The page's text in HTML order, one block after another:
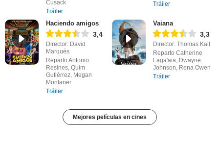
Cusack
Tráiler
Tráiler
Haciendo amigos
3,4
Director: David
Marqués
Reparto Antonio
Resines, Quim
Gutiérrez, Megan
Montaner
Tráiler
Vaiana
3,3
Director: Thomas Kail
Reparto Catherine
Laga'aia, Dwayne
Johnson, Rena Owen
Tráiler
Mejores películas en cines